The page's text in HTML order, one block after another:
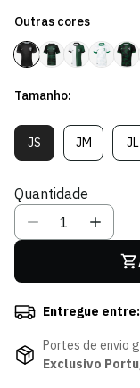
venda
Outras cores
Tamanho:
JSVariante
Esgotada
Indisponível
JMVariante
Esgotada
JL
Quantidade
Entregue entre:
Portes de envio
Exclusivo